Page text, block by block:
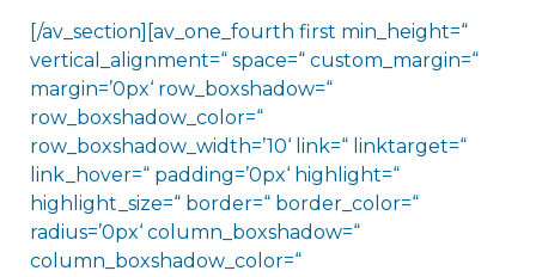
[/av_section][av_one_fourth first min_height=“
vertical_alignment=“ space=“ custom_margin=“
margin=’0px‘ row_boxshadow=“
row_boxshadow_color=“
row_boxshadow_width=’10‘ link=“ linktarget=“
link_hover=“ padding=’0px‘ highlight=“
highlight_size=“ border=“ border_color=“
radius=’0px‘ column_boxshadow=“
column_boxshadow_color=“